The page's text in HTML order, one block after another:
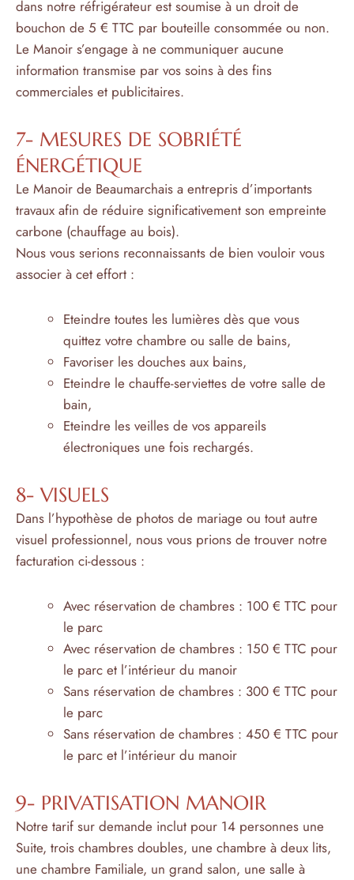
dans notre réfrigérateur est soumise à un droit de
bouchon de 5 € TTC par bouteille consommée ou non.
Le Manoir s’engage à ne communiquer aucune
information transmise par vos soins à des fins
commerciales et publicitaires.
7- MESURES DE SOBRIÉTÉ
ÉNERGÉTIQUE
Le Manoir de Beaumarchais a entrepris d’importants
travaux afin de réduire significativement son empreinte
carbone (chauffage au bois).
Nous vous serions reconnaissants de bien vouloir vous
associer à cet effort :
Eteindre toutes les lumières dès que vous
quittez votre chambre ou salle de bains,
Favoriser les douches aux bains,
Eteindre le chauffe-serviettes de votre salle de
bain,
Eteindre les veilles de vos appareils
électroniques une fois rechargés.
8- VISUELS
Dans l’hypothèse de photos de mariage ou tout autre
visuel professionnel, nous vous prions de trouver notre
facturation ci-dessous :
Avec réservation de chambres : 100 € TTC pour
le parc
Avec réservation de chambres : 150 € TTC pour
le parc et l’intérieur du manoir
Sans réservation de chambres : 300 € TTC pour
le parc
Sans réservation de chambres : 450 € TTC pour
le parc et l’intérieur du manoir
9- PRIVATISATION MANOIR
Notre tarif sur demande inclut pour 14 personnes une
Suite, trois chambres doubles, une chambre à deux lits,
une chambre Familiale, un grand salon, une salle à